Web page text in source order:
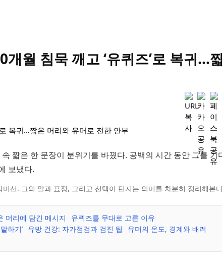
월 침묵 깨고 ‘유퀴즈’로 복귀…
짧은 한 문장이 분위기를 바꿨다. 공백의 시간 동안 그를 기
보냈다.
선. 그의 말과 표정, 그리고 선택이 던지는 의미를 차분히 정리해본
머리에 담긴 메시지
유퀴즈를 무대로 고른 이유
하기’ 유방 건강: 자가점검과 검진 팁
유머의 온도, 경계와 배려